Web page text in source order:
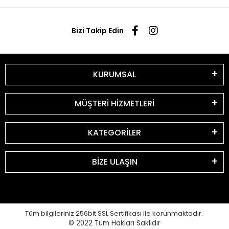
Bizi Takip Edin
KURUMSAL
MÜŞTERİ HİZMETLERİ
KATEGORİLER
BİZE ULAŞIN
Tüm bilgileriniz 256bit SSL Sertifikası ile korunmaktadır.
© 2022 Tüm Hakları Saklıdır